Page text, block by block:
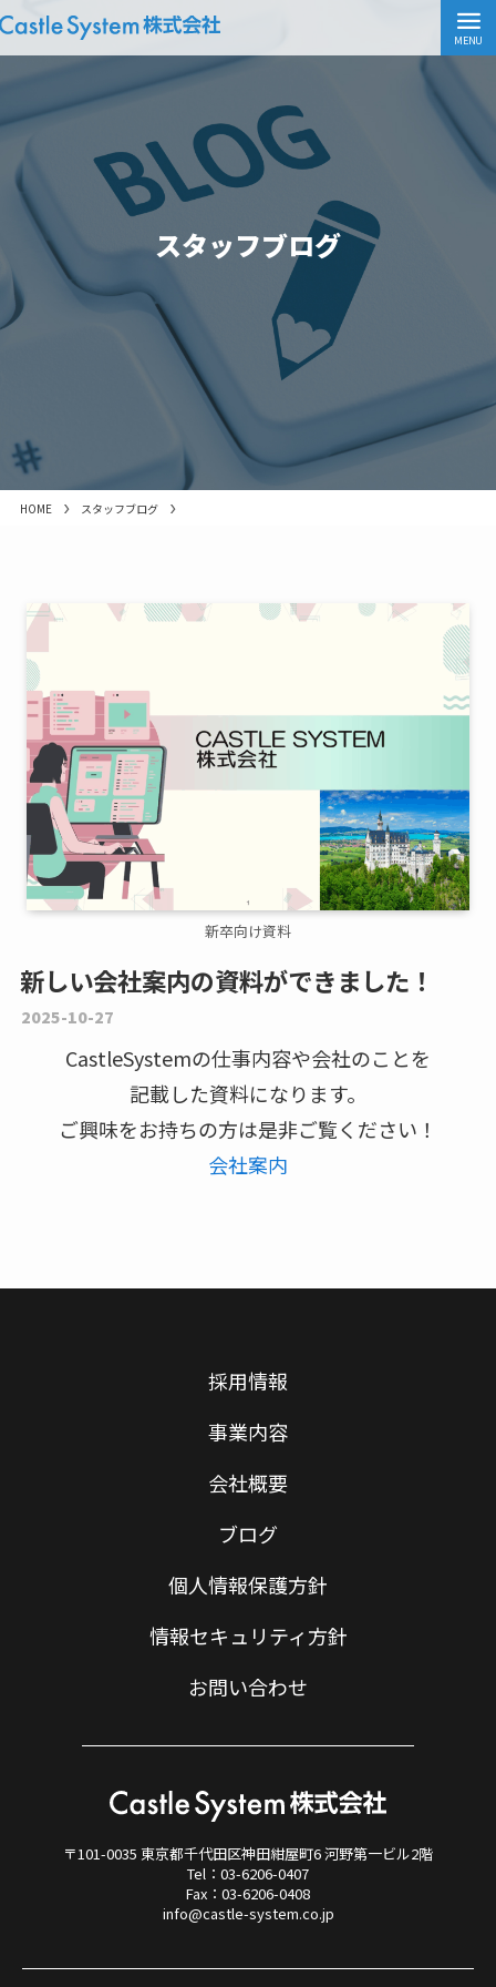
スタッフブログ
MENU
HOME スタッフブログ
新しい会社案内の資料ができました！
2025-10-27
新卒向け資料
CastleSystemの仕事内容や会社のことを
記載した資料になります。
ご興味をお持ちの方は是非ご覧ください！
会社案内
採用情報
事業内容
会社概要
ブログ
個人情報保護方針
情報セキュリティ方針
お問い合わせ
〒101-0035 東京都千代田区神田紺屋町6 河野第一ビル2階
Tel：03-6206-0407
Fax：03-6206-0408
info@castle-system.co.jp